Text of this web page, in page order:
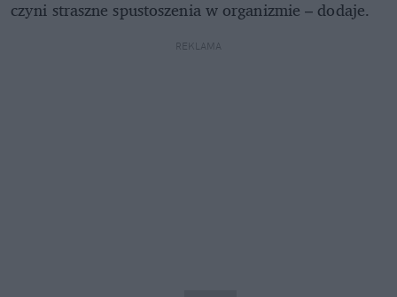
czyni straszne spustoszenia w organizmie – dodaje.
REKLAMA